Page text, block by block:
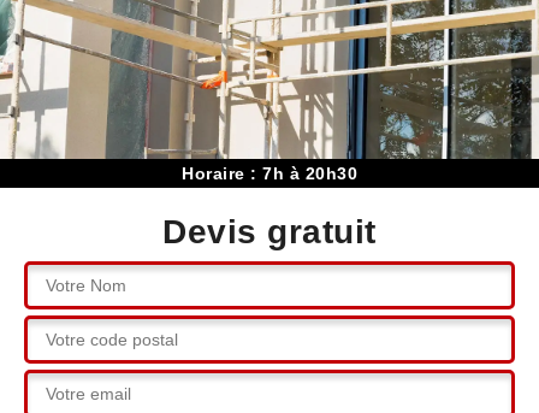
Horaire : 7h à 20h30
Devis gratuit